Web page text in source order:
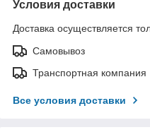
Условия доставки
Доставка осуществляется
Самовывоз
Транспортная компания
Все условия доставки